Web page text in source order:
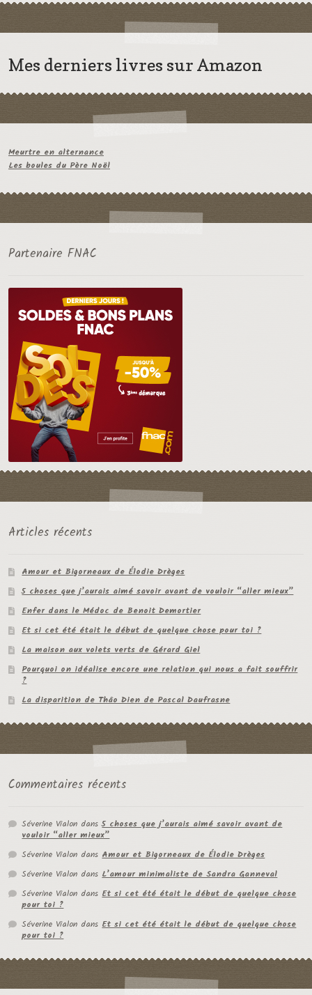
Mes derniers livres sur Amazon
Meurtre en alternance
Les boules du Père Noël
Partenaire FNAC
Articles récents
Amour et Bigorneaux de Élodie Drèges
5 choses que j’aurais aimé savoir avant de vouloir “aller mieux”
Enfer dans le Médoc de Benoit Demortier
Et si cet été était le début de quelque chose pour toi ?
La maison aux volets verts de Gérard Giel
Pourquoi on idéalise encore une relation qui nous a fait souffrir
?
La disparition de Thâo Dien de Pascal Daufrasne
Commentaires récents
Séverine Vialon dans5 choses que j’aurais aimé savoir avant de
vouloir “aller mieux”
Séverine Vialon dansAmour et Bigorneaux de Élodie Drèges
Séverine Vialon dansL’amour minimaliste de Sandra Ganneval
Séverine Vialon dansEt si cet été était le début de quelque chose
pour toi ?
Séverine Vialon dansEt si cet été était le début de quelque chose
pour toi ?